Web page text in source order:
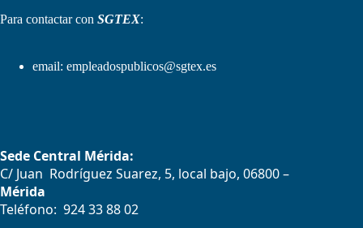
Para contactar con SGTEX:
email: empleadospublicos@sgtex.es
Sede Central Mérida:
C/ Juan Rodríguez Suarez, 5, local bajo, 06800 –
Mérida
Teléfono: 924 33 88 02